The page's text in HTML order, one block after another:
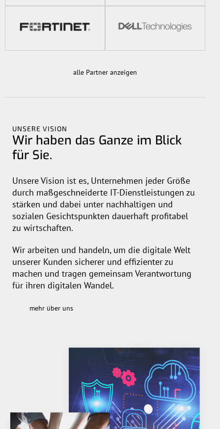
alle Partner anzeigen
UNSERE VISION
Wir haben das Ganze im Blick
für Sie.
Unsere Vision ist es, Unternehmen jeder Größe
durch maßgeschneiderte IT-Dienstleistungen zu
stärken und dabei unter nachhaltigen und
sozialen Gesichtspunkten dauerhaft profitabel
zu wirtschaften.
Wir arbeiten und handeln, um die digitale Welt
unserer Kunden sicherer und effizienter zu
machen und tragen gemeinsam Verantwortung
für ihren digitalen Wandel.
mehr über uns